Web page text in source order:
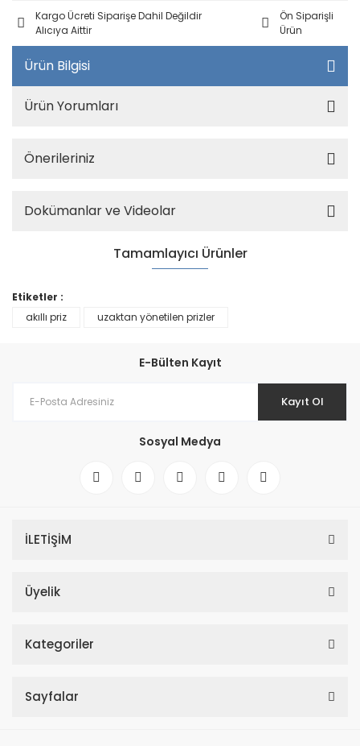
Kargo Ücreti Siparişe Dahil Değildir
Alıcıya Aittir
Ön Siparişli
Ürün
Ürün Bilgisi
Ürün Yorumları
Önerileriniz
Dokümanlar ve Videolar
Tamamlayıcı Ürünler
Etiketler :
akıllı priz
uzaktan yönetilen prizler
E-Bülten Kayıt
Kayıt Ol
Sosyal Medya
İLETİŞİM
Üyelik
Kategoriler
Sayfalar